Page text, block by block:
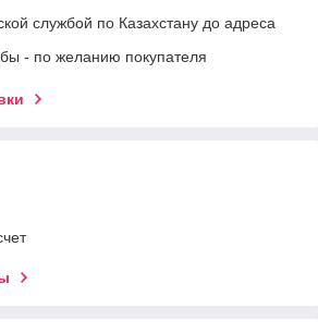
службой по Казахстану до адреса
- по желанию покупателя